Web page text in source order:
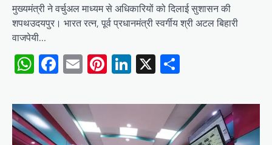
मुख्यमंत्री ने वर्चुअल माध्यम से अधिकारियों को दिलाई सुशासन की
शपथउदयपुर। भारत रत्न, पूर्व प्रधानमंत्री स्वर्गीय श्री अटल बिहारी
वाजपेयी…
WhatsApp
Facebook
EmailPinterest
LinkedIn
X